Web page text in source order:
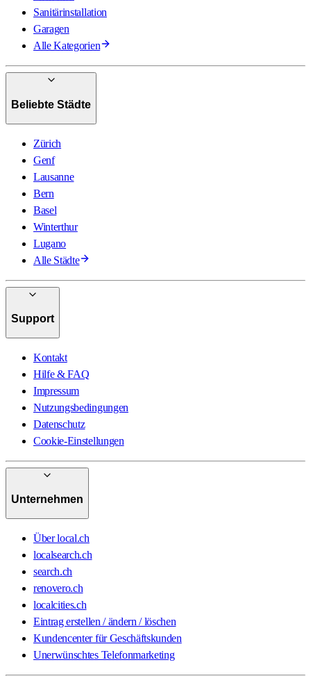
Sanitärinstallation
Garagen
Alle Kategorien
Beliebte Städte
Zürich
Genf
Lausanne
Bern
Basel
Winterthur
Lugano
Alle Städte
Support
Kontakt
Hilfe & FAQ
Impressum
Nutzungsbedingungen
Datenschutz
Cookie-Einstellungen
Unternehmen
Über local.ch
localsearch.ch
search.ch
renovero.ch
localcities.ch
Eintrag erstellen / ändern / löschen
Kundencenter für Geschäftskunden
Unerwünschtes Telefonmarketing